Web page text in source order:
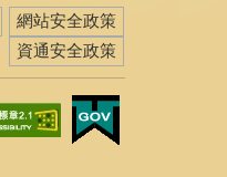
網站安全政策
資通安全政策